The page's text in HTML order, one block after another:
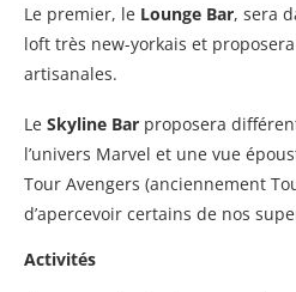
Le premier, le Lounge Bar, sera
loft très new-yorkais et
artisanales.
Le Skyline Bar proposera
l’univers Marvel et une vue
Tour Avengers (anciennement
d’apercevoir certains de nos
Activités